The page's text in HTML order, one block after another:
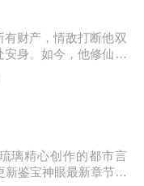
有财产，情敌打断他双
安身。如今，他修仙归
璃精心创作的都市言
鉴宝神眼最新章节并